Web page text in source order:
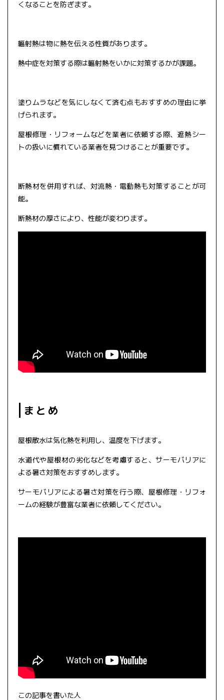
くなることを防ぎます。
輻射熱は物に熱を伝える性質があります。
熱中症を対策する際は輻射熱をいかに対策するかが課題。
塗りムラなどを気にしなくて済む点もおすすめの理由に挙
げられます。
屋根修理・リフォームなどを業者に依頼する際、遮熱シー
トの扱いに慣れている業者を見つけることが重要です。
断熱材を併用すれば、対流熱・電動熱も対策することが可
能。
断熱材の厚さにより、性能が変わります。
まとめ
屋根散水は気化熱を利用し、温度を下げます。
水道代や屋根材の劣化などを考慮すると、サーモバリアに
よる暑さ対策をおすすめします。
サーモバリアによる暑さ対策を行う際、屋根修理・リフォ
ームの経験が豊富な業者に依頼してください。
この記事を書いた人